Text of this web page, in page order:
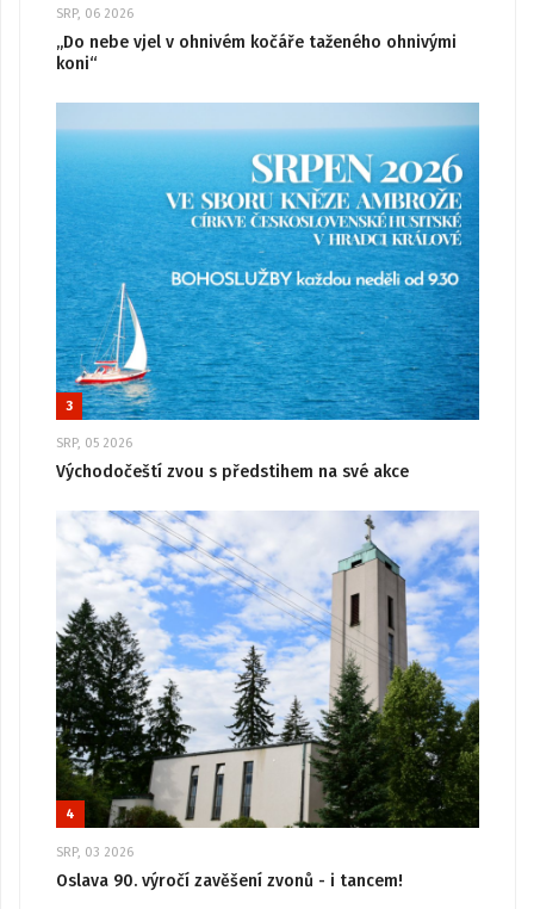
SRP, 06 2026
„Do nebe vjel v ohnivém kočáře taženého ohnivými
koni“
3
SRP, 05 2026
Východočeští zvou s předstihem na své akce
4
SRP, 03 2026
Oslava 90. výročí zavěšení zvonů - i tancem!